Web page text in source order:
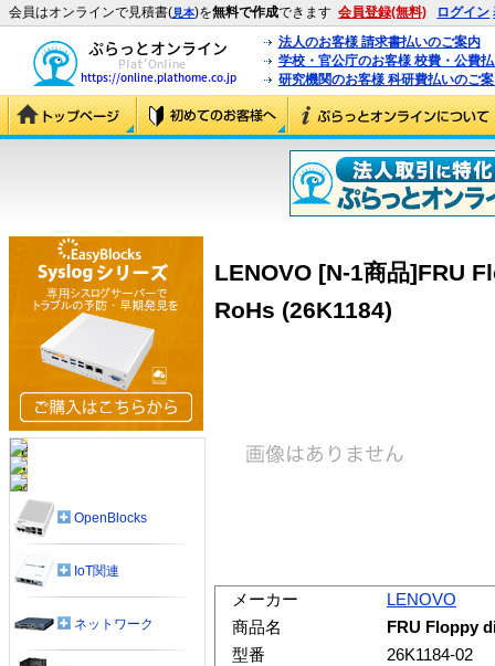
会員はオンラインで見積書(見本)を無料で作成できます 会員登録(無料) ログイン
法人のお客様 請求書払いのご案内
学校・官公庁のお客様 校費・公費
研究機関のお客様 科研費払いのご
LENOVO [N-1商品]FRU
RoHs (26K1184)
メーカー
LENOVO
商品名
FRU Floppy
型番
26K1184-02
OpenBlocks
IoT関連
ネットワーク